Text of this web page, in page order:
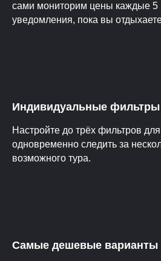
сами мониторим цены каждые 5
уведомления, пока вы
Индивидуальные фильтры
Настройте до трёх фильтров
одновременно следить за
возможного тура.
Самые дешевые варианты